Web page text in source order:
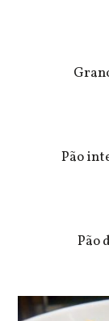
Pão
Pão